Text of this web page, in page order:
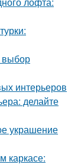
выбор
интерьеров
делайте
украшение
каркасе: